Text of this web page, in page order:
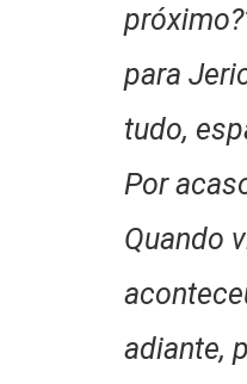
para
tudo,
Por
Quando
adiante,